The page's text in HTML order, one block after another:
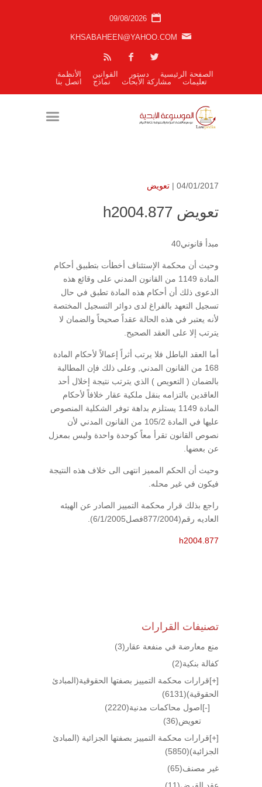
09/08/2026
KHSABAHEEN@YAHOO.COM
الصفحة الرئيسية دستور القوانين
الأنظمة
تعليمات
مشاركة الأبحاث نماذج اتصل بنا
04/01/2017 | تعويض
تعويض h2004.877
مبدأ قانوني40
وحيث أن محكمة الإستئناف أخطأت بتطبيق أحكام
المادة 1149 من القانون المدني على وقائع هذه
الدعوى ذلك أن أحكام هذه المادة تطبق في حال
تسجيل التعهد بالفراغ لدى دوائر التسجيل المختصة
لأنه يعتبر في هذه الحالة عقداً صحيحاً والضمان لا
يترتب إلا على العقد الصحيح.
أما العقد الباطل فلا يرتب أثراً إعمالاً لأحكام المادة
168 من القانون المدني, وعلى ذلك فإن المطالبة
بالضمان ( التعويص ) الذي يترتب نتيجة إخلال أحد
العاقدين بالتزامه بنقل ملكية عقار خلافاً لأحكام
المادة 1149 يستلزم بداهة توفر الشكلية المنصوص
عليها في المادة 105/2 من القانون المدني لأن
نصوص القانون تقرأ معاً كوحدة واحدة وليس بمعزل
عن بعضها.
وحيث أن الحكم المميز انتهى الى خلاف هذه النتيجة
فيكون في غير محله.
راجع بذلك قرار محكمة التمييز الصادر عن الهيئه
العاديه رقم(877/2004فصل6/1/2005).
h2004.877
تصنيفات القرارات
منع معارضة في منفعة عقار (3)
كفالة بنكية(2)
[+]قرارات محكمة التمييز بصفتها الحقوقية(المبادئ
الحقوقية)(6131)
[-]اصول محاكمات مدنية(2220)
تعويض(36)
[+]قرارات محكمة التمييز بصفتها الجزائية (المبادئ
الجزائية)(5850)
غير مصنف(65)
عقد القرض(11)